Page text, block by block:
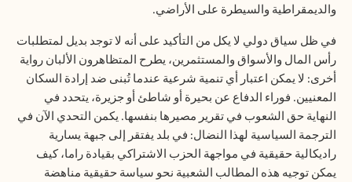
والديمقراطية والسيطرة على الأراضي.
في ظل سياق دولي لا يكل من التأكيد على أنه لا توجد بديل لمتطلبات
رأس المال والأسواق والمستثمرين، يطرح المتظاهرون الألبان رواية
أخرى: لا يمكن اعتبار أي تنمية شرعية عندما تُبنى ضد إرادة السكان
المعنيين. فوراء الدفاع عن بحيرة أو شاطئ أو جزيرة، يتحدد في
النهاية حق الشعوب في تقرير مصيرها بنفسها. يكمن التحدي الآن في
الترجمة السياسية لهذا النضال: في بلد يفتقر إلى جبهة يسارية
راديكالية حقيقية في مواجهة الحزب الاشتراكي بقيادة راما، كيف
يمكن توجيه هذه المطالب الشعبية نحو سياسة حقيقية مناهضة